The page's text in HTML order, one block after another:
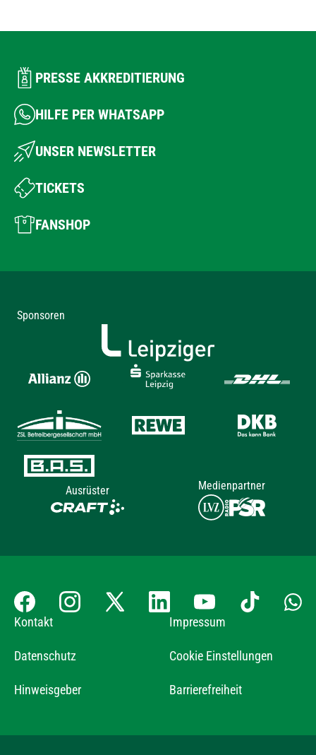
PRESSE AKKREDITIERUNG
HILFE PER WHATSAPP
UNSER NEWSLETTER
TICKETS
FANSHOP
Sponsoren
Ausrüster Medienpartner
Kontakt Impressum
Datenschutz Cookie Einstellungen
Hinweisgeber Barrierefreiheit